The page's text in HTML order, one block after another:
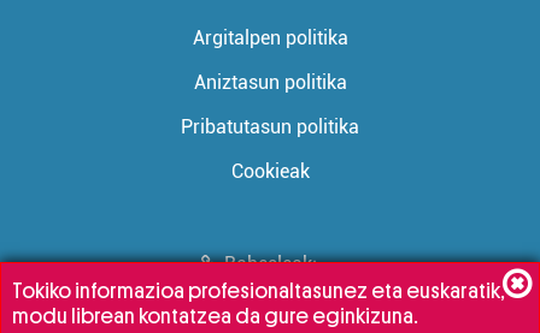
Argitalpen politika
Aniztasun politika
Pribatutasun politika
Cookieak
Babesleak:
Tokiko informazioa profesionaltasunez eta euskaratik,
modu librean kontatzea da gure eginkizuna.